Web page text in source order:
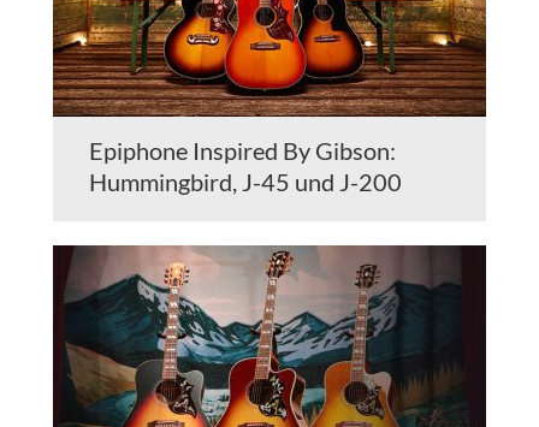
Epiphone Inspired By Gibson:
Hummingbird, J-45 und J-200